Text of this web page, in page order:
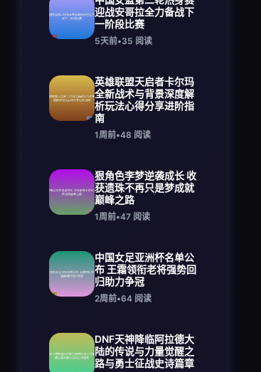
迎战安哥拉全力备战下
一阶段比赛
5天前•35 阅读
英雄联盟天启者卡尔玛
全新战术与背景深度解
析玩法心得分享进阶指
南
1周前•48 阅读
狠角色李梦逆袭成长 收
获遗珠不再只是梦成就
巅峰之路
1周前•47 阅读
中国女足亚洲杯名单公
布 王霜领衔老将强势回
归助力争冠
2周前•64 阅读
DNF天神降临阿拉德大
陆的传说与力量觉醒之
路与勇士征战史诗篇章